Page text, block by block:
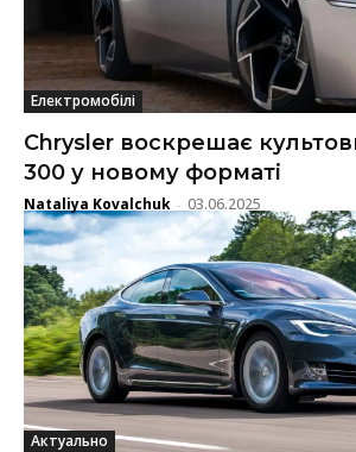
Електромобілі
Chrysler воскрешає
300 у новому форматі
Nataliya Kovalchuk - 03.06.2025
Актуально